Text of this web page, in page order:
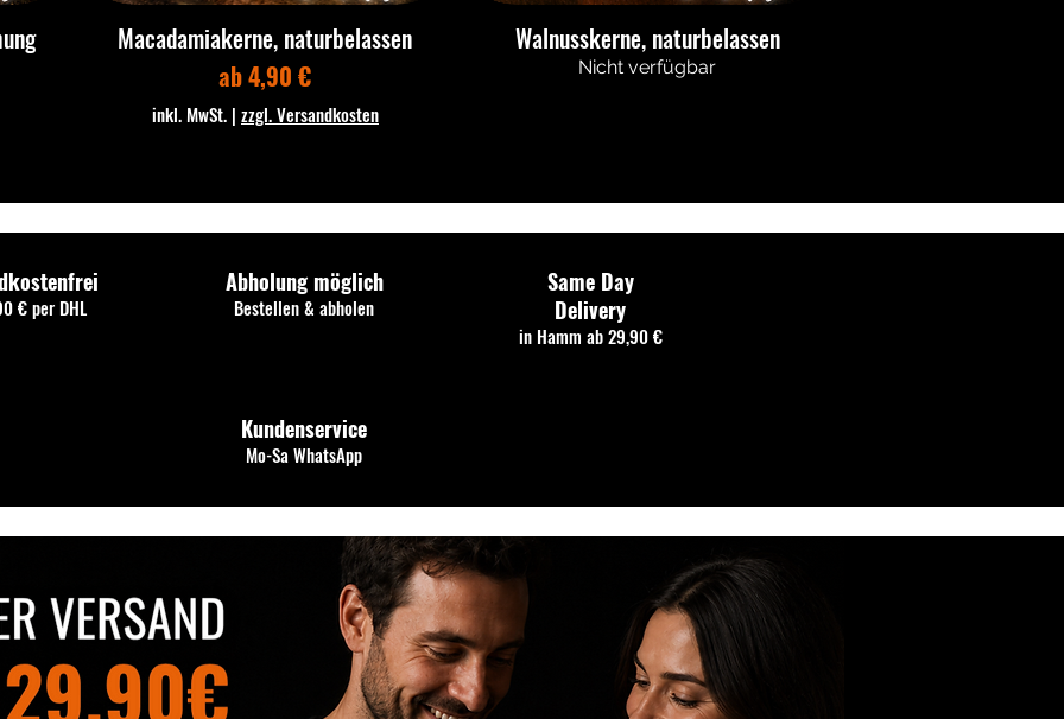
Macadamiakerne, naturbelassen
ab4,90 €
Sale-Preis
inkl. MwSt.| zzgl. Versandkosten
Walnusskerne, naturbelassen
Nicht verfügbar
€ per DHL
Abholung möglich
Bestellen & abholen
Same Day
Delivery
in Hamm ab 29,90 €
Kundenservice
Mo-Sa WhatsApp